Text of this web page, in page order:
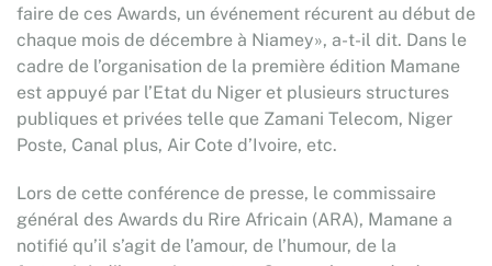
faire de ces Awards, un événement récurent au début de
chaque mois de décembre à Niamey», a-t-il dit. Dans le
cadre de l’organisation de la première édition Mamane
est appuyé par l’Etat du Niger et plusieurs structures
publiques et privées telle que Zamani Telecom, Niger
Poste, Canal plus, Air Cote d’Ivoire, etc.
Lors de cette conférence de presse, le commissaire
général des Awards du Rire Africain (ARA), Mamane a
notifié qu’il s’agit de l’amour, de l’humour, de la